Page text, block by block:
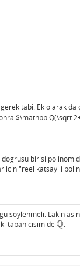
tabi. Ek olarak
$\mathbb Q(\sqrt
birisi polinom
icin "reel katsayili
soylenmeli. Lakin
taban cisim de Q
Q .